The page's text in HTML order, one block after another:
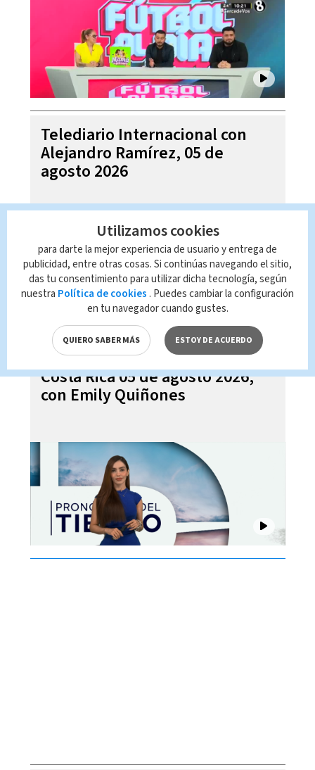
Telediario Internacional con
Alejandro Ramírez, 05 de
agosto 2026
Pronóstico del tiempo para
Costa Rica 05 de agosto 2026,
con Emily Quiñones
Utilizamos cookies
para darte la mejor experiencia de usuario y entrega de
publicidad, entre otras cosas. Si continúas navegando el sitio,
das tu consentimiento para utilizar dicha tecnología, según
nuestra Política de cookies . Puedes cambiar la configuración
en tu navegador cuando gustes.
QUIERO SABER MÁS ESTOY DE ACUERDO